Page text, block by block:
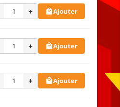
+ Ajouter
+ Ajouter
+ Ajouter